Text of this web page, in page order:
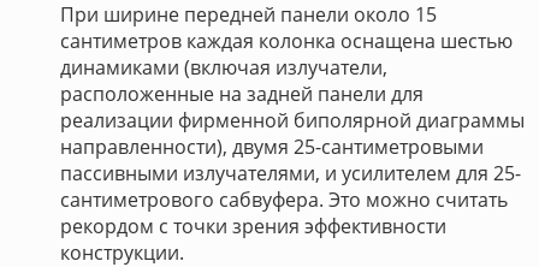
При ширине передней панели около 15
сантиметров каждая колонка оснащена шестью
динамиками (включая излучатели,
расположенные на задней панели для
реализации фирменной биполярной диаграммы
направленности), двумя 25-сантиметровыми
пассивными излучателями, и усилителем для 25-
сантиметрового сабвуфера. Это можно считать
рекордом с точки зрения эффективности
конструкции.